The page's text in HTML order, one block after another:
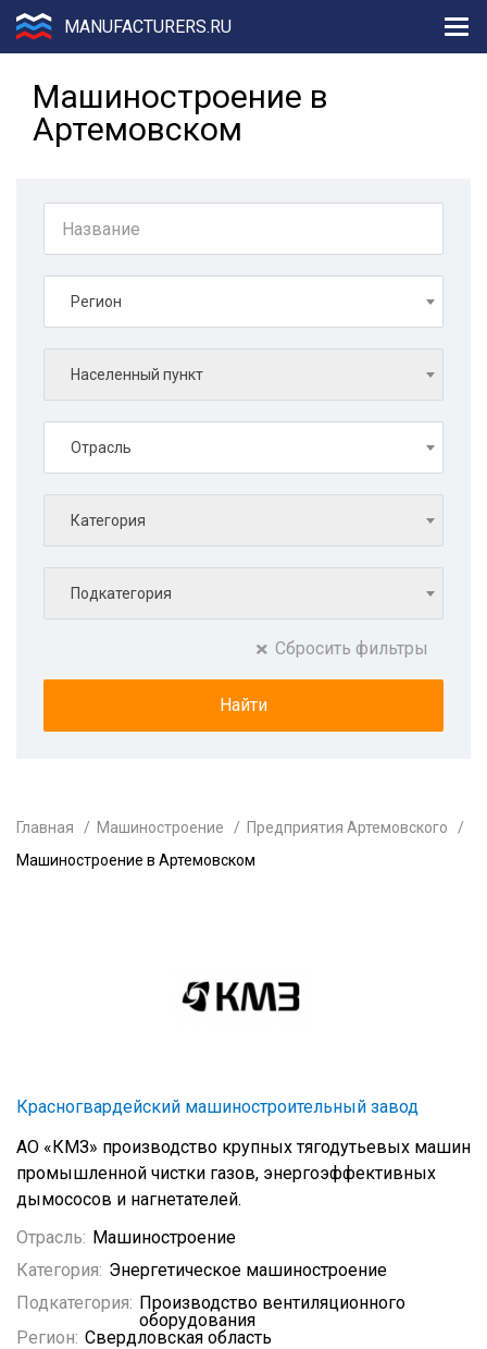
MANUFACTURERS.RU
Машиностроение в
Артемовском
Регион
Населенный пункт
Отрасль
Категория
Подкатегория
Сбросить фильтры
Главная Машиностроение
Предприятия Артемовского
Машиностроение в Артемовском
Красногвардейский машиностроительный завод
АО «КМЗ» производство крупных тягодутьевых машин
промышленной чистки газов, энергоэффективных
дымососов и нагнетателей.
Отрасль: Машиностроение
Категория: Энергетическое машиностроение
Подкатегория: Производство вентиляционного
оборудования
Регион: Свердловская область